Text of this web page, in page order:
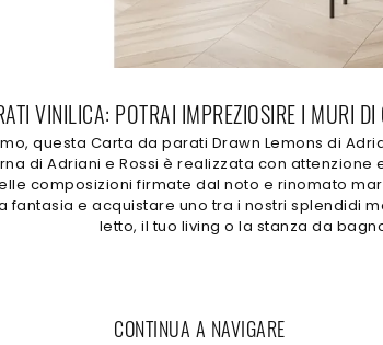
VINILICA: POTRAI IMPREZIOSIRE I MURI
questa Carta da parati Drawn Lemons di
di Adriani e Rossi è realizzata con
composizioni firmate dal noto e rinomato
fantasia e acquistare uno tra i nostri splendidi
letto, il tuo living o la stanza da
CONTINUA A NAVIGARE